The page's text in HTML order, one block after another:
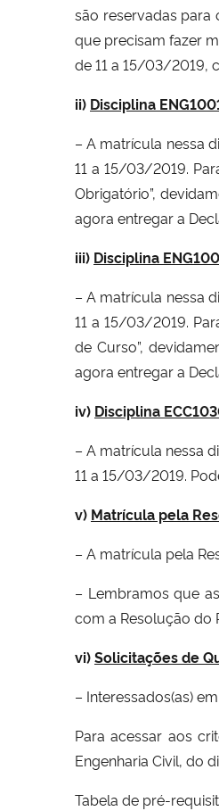
são reservadas para
que precisam fazer
de 11 a 15/03/2019,
ii) Disciplina
– A matrícula nessa
11 a 15/03/2019.
Obrigatório”,
agora entregar a
iii) Disciplina
– A matrícula nessa
11 a 15/03/2019.
de Curso”,
agora entregar a
iv) Disciplina
– A matrícula nessa
11 a 15/03/2019.
v) Matrícula pela
– A matrícula pela
– Lembramos que
com a Resolução do
vi)Solicitações de
– Interessados(as)
Para acessar aos
Engenharia Civil, do
Tabela de pré-